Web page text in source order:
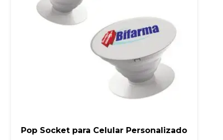
Pop Socket para Celular Personalizado